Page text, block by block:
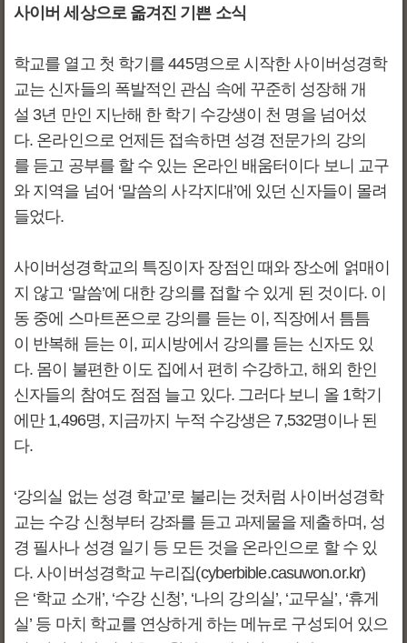
사이버 세상으로 옮겨진 기쁜 소식
학교를 열고 첫 학기를 445명으로 시작한 사이버성경학
교는 신자들의 폭발적인 관심 속에 꾸준히 성장해 개
설 3년 만인 지난해 한 학기 수강생이 천 명을 넘어섰
다. 온라인으로 언제든 접속하면 성경 전문가의 강의
를 듣고 공부를 할 수 있는 온라인 배움터이다 보니 교구
와 지역을 넘어 ‘말씀의 사각지대’에 있던 신자들이 몰려
들었다.
사이버성경학교의 특징이자 장점인 때와 장소에 얽매이
지 않고 ‘말씀’에 대한 강의를 접할 수 있게 된 것이다. 이
동 중에 스마트폰으로 강의를 듣는 이, 직장에서 틈틈
이 반복해 듣는 이, 피시방에서 강의를 듣는 신자도 있
다. 몸이 불편한 이도 집에서 편히 수강하고, 해외 한인
신자들의 참여도 점점 늘고 있다. 그러다 보니 올 1학기
에만 1,496명, 지금까지 누적 수강생은 7,532명이나 된
다.
‘강의실 없는 성경 학교’로 불리는 것처럼 사이버성경학
교는 수강 신청부터 강좌를 듣고 과제물을 제출하며, 성
경 필사나 성경 일기 등 모든 것을 온라인으로 할 수 있
다. 사이버성경학교 누리집(cyberbible.casuwon.or.kr)
은 ‘학교 소개’, ‘수강 신청’, ‘나의 강의실’, ‘교무실’, ‘휴게
실’ 등 마치 학교를 연상하게 하는 메뉴로 구성되어 있으